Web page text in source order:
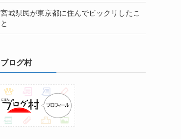
宮城県民が東京都に住んでビックリしたこ
と
ブログ村